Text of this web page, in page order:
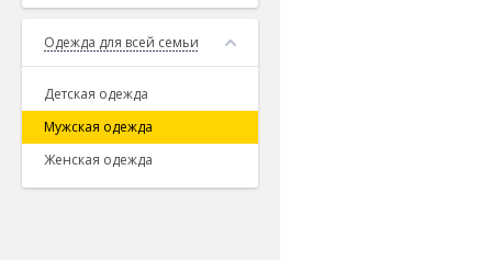
Одежда для всей семьи
Детская одежда
Мужская одежда
Женская одежда